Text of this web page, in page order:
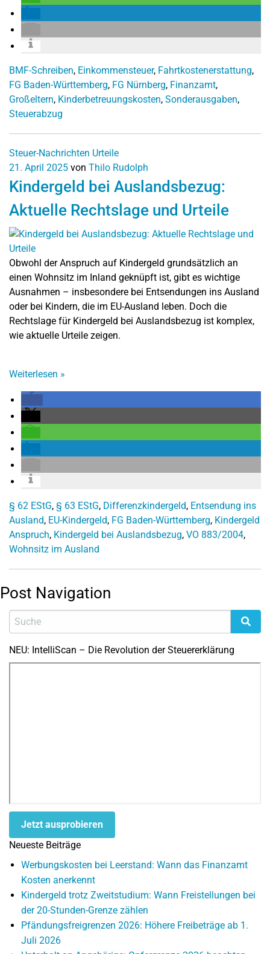
BMF-Schreiben, Einkommensteuer, Fahrtkostenerstattung,
FG Baden-Württemberg, FG Nürnberg, Finanzamt,
Großeltern, Kinderbetreuungskosten, Sonderausgaben,
Steuerabzug
Steuer-Nachrichten Urteile
21. April 2025 von Thilo Rudolph
Kindergeld bei Auslandsbezug:
Aktuelle Rechtslage und Urteile
Obwohl der Anspruch auf Kindergeld grundsätzlich an
einen Wohnsitz im Inland geknüpft ist, gibt es wichtige
Ausnahmen – insbesondere bei Entsendungen ins Ausland
oder bei Kindern, die im EU-Ausland leben. Doch die
Rechtslage für Kindergeld bei Auslandsbezug ist komplex,
wie aktuelle Urteile zeigen.
Weiterlesen »
§ 62 EStG, § 63 EStG, Differenzkindergeld, Entsendung ins
Ausland, EU-Kindergeld, FG Baden-Württemberg, Kindergeld
Anspruch, Kindergeld bei Auslandsbezug, VO 883/2004,
Wohnsitz im Ausland
Post Navigation
NEU: IntelliScan – Die Revolution der Steuererklärung
Jetzt ausprobieren
Neueste Beiträge
Werbungskosten bei Leerstand: Wann das Finanzamt
Kosten anerkennt
Kindergeld trotz Zweitstudium: Wann Freistellungen bei
der 20-Stunden-Grenze zählen
Pfändungsfreigrenzen 2026: Höhere Freibeträge ab 1.
Juli 2026